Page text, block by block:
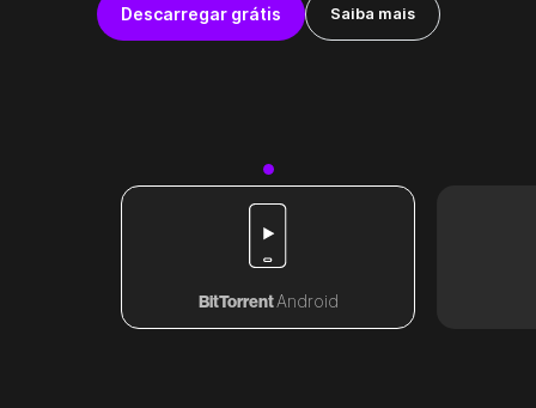
Descarregar grátis Saiba mais
BitTorrent Android